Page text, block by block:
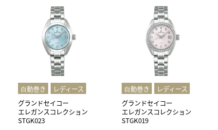
⾃動巻き
レディース
グランドセイコー
エレガンスコレクション
STGK023
⾃動巻き
レディース
グランドセイコー
エレガンスコレクション
STGK019